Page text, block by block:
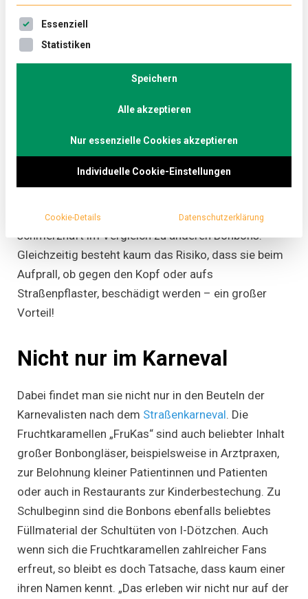
ohne
zwischen Mainz und Düsseldorf an Karneval:
Klein, bunt und fruchtig-süß kennen sie
seit Ewigkeiten, nur ihren Namen kennt kaum
sächsische Delitzsch.
Wenn man sie gegen den Kopf geworfen bekommt,
Konsistenz des Kaubonbons weitaus weniger
schmerzhaft im Vergleich zu anderen Bonbons.
Gleichzeitig besteht kaum das Risiko, dass sie beim
Aufprall, ob gegen den Kopf oder aufs
Straßenpflaster, beschädigt werden – ein großer
Vorteil!
Nicht nur im Karneval
Dabei findet man sie nicht nur in den Beuteln der
Karnevalisten nach dem Straßenkarneval. Die
Fruchtkaramellen „FruKas“ sind auch beliebter Inhalt
großer Bonbongläser, beispielsweise in Arztpraxen,
zur Belohnung kleiner Patientinnen und Patienten
oder auch in Restaurants zur Kinderbestechung. Zu
Schulbeginn sind die Bonbons ebenfalls beliebtes
Füllmaterial der Schultüten von I-Dötzchen. Auch
wenn sich die Fruchtkaramellen zahlreicher Fans
erfreut, so bleibt es doch Tatsache, dass kaum einer
ihren Namen kennt. „Das erleben wir nicht nur auf der
Es folgt eine Liste der Service-Gruppen, für die eine
Essenziell
Statistiken
Speichern
Alle akzeptieren
Nur essenzielle Cookies akzeptieren
Individuelle Cookie-Einstellungen
Cookie-Details Datenschutzerklärung